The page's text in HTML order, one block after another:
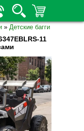
» Детские багги
11